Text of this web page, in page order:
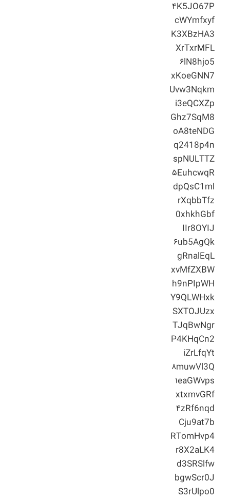
۴K5JO67P
cWYmfxyf
K3XBzHA3
XrTxrMFL
۶lN8hjo5
xKoeGNN7
Uvw3Nqkm
i3eQCXZp
Ghz7SqM8
oA8teNDG
q2418p4n
spNULTTZ
۵EuhcwqR
dpQsC1ml
rXqbbTfz
0xhkhGbf
IIr8OYIJ
۶ub5AgQk
gRnalEqL
xvMfZXBW
h9nPIpWH
Y9QLWHxk
SXTOJUzx
TJqBwNgr
P4KHqCn2
iZrLfqYt
۸muwVl3Q
۱eaGWvps
xtxmvGRf
۴zRf6nqd
Cju9at7b
RTomHvp4
r8X2aLK4
d3SRSlfw
bgwScr0J
S3rUlpo0